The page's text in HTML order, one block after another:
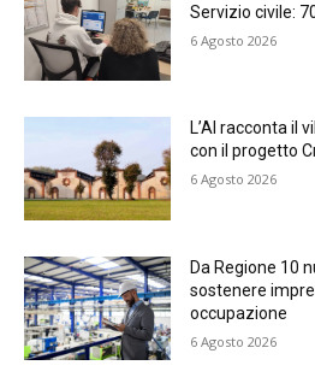
Servizio civile:
6 Agosto 2026
L’AI racconta il
con il progetto
6 Agosto 2026
Da Regione 10
sostenere
occupazione
6 Agosto 2026